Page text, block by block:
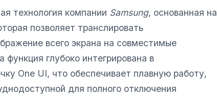
технология компании Samsung, основанная на
позволяет транслировать
всего экрана на совместимые
глубоко интегрирована в
One UI, что обеспечивает плавную работу,
для полного отключения